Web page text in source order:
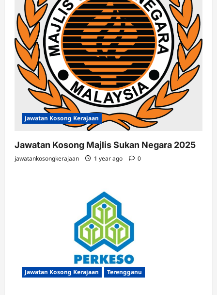
Jawatan Kosong Kerajaan
Jawatan Kosong Majlis Sukan Negara 2025
jawatankosongkerajaan 1 year ago 0
Jawatan Kosong Kerajaan Terengganu